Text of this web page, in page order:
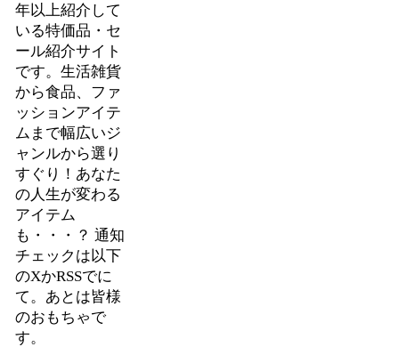
年以上紹介して
いる特価品・セ
ール紹介サイト
です。生活雑貨
から食品、ファ
ッションアイテ
ムまで幅広いジ
ャンルから選り
すぐり！あなた
の人生が変わる
アイテム
も・・・？ 通知
チェックは以下
のXかRSSでに
て。あとは皆様
のおもちゃで
す。